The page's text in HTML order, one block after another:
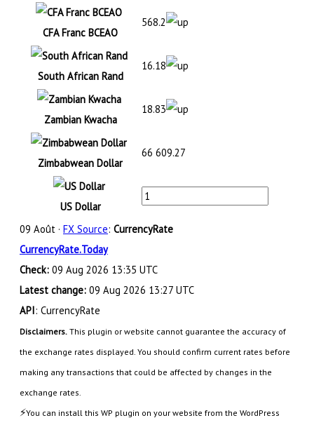
CFA Franc BCEAO
568.2
South African Rand
16.18
Zambian Kwacha
18.83
Zimbabwean Dollar
66 609.27
US Dollar
09 Août · FX Source: CurrencyRate
CurrencyRate.Today
Check: 09 Aug 2026 13:35 UTC
Latest change: 09 Aug 2026 13:27 UTC
API: CurrencyRate
Disclaimers. This plugin or website cannot guarantee the accuracy of
the exchange rates displayed. You should confirm current rates before
making any transactions that could be affected by changes in the
exchange rates.
⚡You can install this WP plugin on your website from the WordPress